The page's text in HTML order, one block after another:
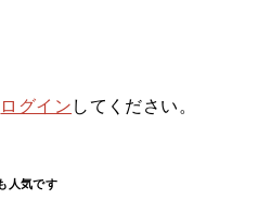
ログイン してください。